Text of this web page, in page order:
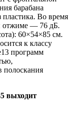
барабана
Во время
отжиме — 76 дБ.
60×54×85 см.
к классу
программ
полоскания
выходит